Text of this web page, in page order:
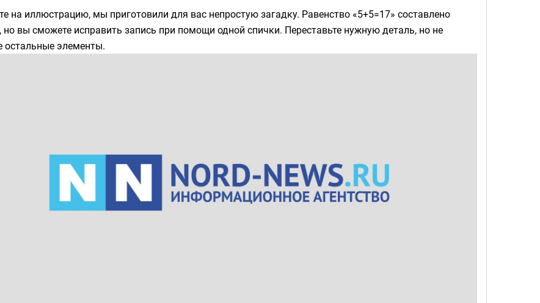
на иллюстрацию, мы приготовили для вас непростую загадку. Равенство «5+5=17» составлено
но вы сможете исправить запись при помощи одной спички. Переставьте нужную деталь, но не
остальные элементы.